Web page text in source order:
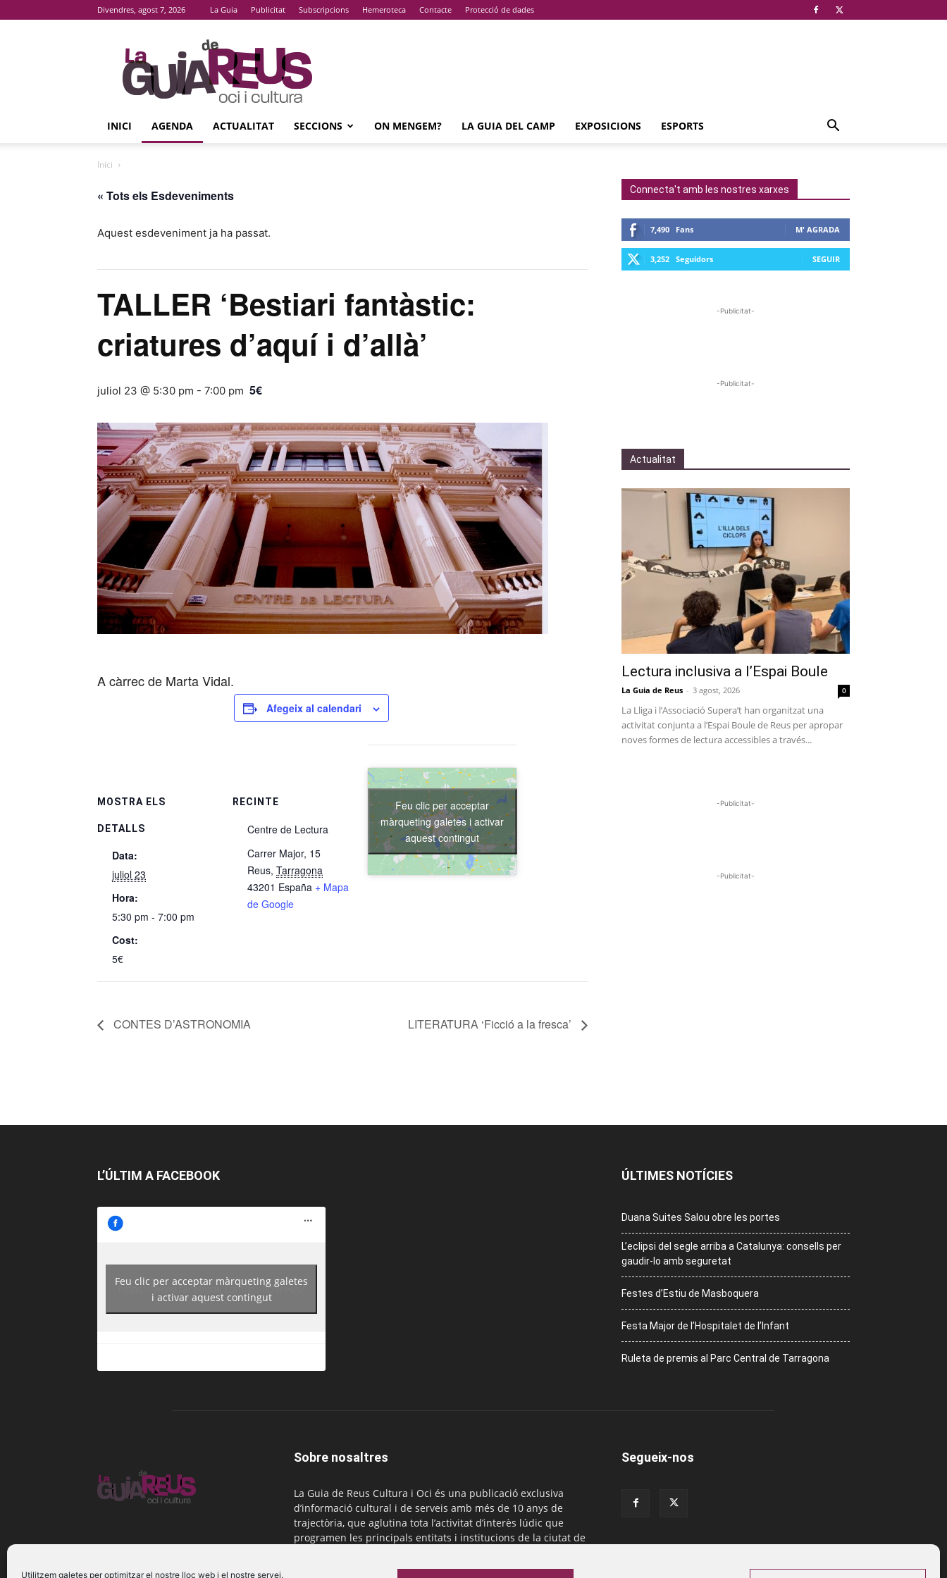
Utilitzem galetes per optimitzar el nostre lloc web i el nostre servei.
Divendres, agost 7, 2026 La Guia Publicitat Subscripcions Hemeroteca Contacte Protecció de dades
La
Guia
De
Reus
INICI AGENDA ACTUALITAT SECCIONS ON MENGEM? LA GUIA DEL CAMP EXPOSICIONS ESPORTS
Inici
« Tots els Esdeveniments
Aquest esdeveniment ja ha passat.
TALLER ‘Bestiari fantàstic:
criatures d’aquí i d’allà’
juliol 23 @ 5:30 pm - 7:00 pm 5€
A càrrec de Marta Vidal.
Afegeix al calendari
MOSTRA ELS
DETALLS
Data:
juliol 23
Hora:
5:30 pm - 7:00 pm
Cost:
5€
RECINTE
Centre de Lectura
Carrer Major, 15
Reus, Tarragona
43201 España + Mapa
de Google
Feu clic per acceptar
màrqueting galetes i activar
aquest contingut
CONTES D’ASTRONOMIA LITERATURA ‘Ficció a la fresca’
Connecta't amb les nostres xarxes
7,490 Fans M' AGRADA
3,252 Seguidors SEGUIR
-Publicitat-
-Publicitat-
Actualitat
Lectura inclusiva a l’Espai Boule
La Guia de Reus - 3 agost, 2026 0
La Lliga i l’Associació Supera’t han organitzat una
activitat conjunta a l’Espai Boule de Reus per apropar
noves formes de lectura accessibles a través...
-Publicitat-
-Publicitat-
L’ÚLTIM A FACEBOOK
https://www.facebook.com/guiadereus/
Feu clic per acceptar màrqueting galetes
i activar aquest contingut
ÚLTIMES NOTÍCIES
Duana Suites Salou obre les portes
L’eclipsi del segle arriba a Catalunya: consells per
gaudir-lo amb seguretat
Festes d’Estiu de Masboquera
Festa Major de l’Hospitalet de l’Infant
Ruleta de premis al Parc Central de Tarragona
Sobre nosaltres
La Guia de Reus Cultura i Oci és una publicació exclusiva
d’informació cultural i de serveis amb més de 10 anys de
trajectòria, que aglutina tota l’activitat d’interès lúdic que
programen les principals entitats i institucions de la ciutat de
Segueix-nos